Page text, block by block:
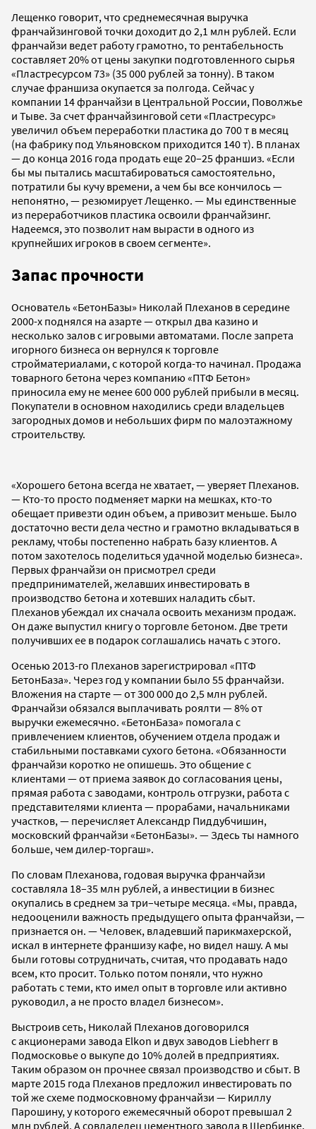
Лещенко говорит, что среднемесячная выручка
франчайзинговой точки доходит до 2,1 млн рублей. Если
франчайзи ведет работу грамотно, то рентабельность
составляет 20% от цены закупки подготовленного сырья
«Пластресурсом 73» (35 000 рублей за тонну). В таком
случае франшиза окупается за полгода. Сейчас у
компании 14 франчайзи в Центральной России, Поволжье
и Тыве. За счет франчайзинговой сети «Пластресурс»
увеличил объем переработки пластика до 700 т в месяц
(на фабрику под Ульяновском приходится 140 т). В планах
— до конца 2016 года продать еще 20–25 франшиз. «Если
бы мы пытались масштабироваться самостоятельно,
потратили бы кучу времени, а чем бы все кончилось —
непонятно, — резюмирует Лещенко. — Мы единственные
из переработчиков пластика освоили франчайзинг.
Надеемся, это позволит нам вырасти в одного из
крупнейших игроков в своем сегменте».
Запас прочности
Основатель «БетонБазы» Николай Плеханов в середине
2000-х поднялся на азарте — открыл два казино и
несколько залов с игровыми автоматами. После запрета
игорного бизнеса он вернулся к торговле
стройматериалами, с которой когда-то начинал. Продажа
товарного бетона через компанию «ПТФ Бетон»
приносила ему не менее 600 000 рублей прибыли в месяц.
Покупатели в основном находились среди владельцев
загородных домов и небольших фирм по малоэтажному
строительству.
«Хорошего бетона всегда не хватает, — уверяет Плеханов.
— Кто-то просто подменяет марки на мешках, кто-то
обещает привезти один объем, а привозит меньше. Было
достаточно вести дела честно и грамотно вкладываться в
рекламу, чтобы постепенно набрать базу клиентов. А
потом захотелось поделиться удачной моделью бизнеса».
Первых франчайзи он присмотрел среди
предпринимателей, желавших инвестировать в
производство бетона и хотевших наладить сбыт.
Плеханов убеждал их сначала освоить механизм продаж.
Он даже выпустил книгу о торговле бетоном. Две трети
получивших ее в подарок соглашались начать с этого.
Осенью 2013-го Плеханов зарегистрировал «ПТФ
БетонБаза». Через год у компании было 55 франчайзи.
Вложения на старте — от 300 000 до 2,5 млн рублей.
Франчайзи обязался выплачивать роялти — 8% от
выручки ежемесячно. «БетонБаза» помогала с
привлечением клиентов, обучением отдела продаж и
стабильными поставками сухого бетона. «Обязанности
франчайзи коротко не опишешь. Это общение с
клиентами — от приема заявок до согласования цены,
прямая работа с заводами, контроль отгрузки, работа с
представителями клиента — прорабами, начальниками
участков, — перечисляет Александр Пиддубчишин,
московский франчайзи «БетонБазы». — Здесь ты намного
больше, чем дилер-торгаш».
По словам Плеханова, годовая выручка франчайзи
составляла 18–35 млн рублей, а инвестиции в бизнес
окупались в среднем за три–четыре месяца. «Мы, правда,
недооценили важность предыдущего опыта франчайзи, —
признается он. — Человек, владевший парикмахерской,
искал в интернете франшизу кафе, но видел нашу. А мы
были готовы сотрудничать, считая, что продавать надо
всем, кто просит. Только потом поняли, что нужно
работать с теми, кто имел опыт в торговле или активно
руководил, а не просто владел бизнесом».
Выстроив сеть, Николай Плеханов договорился
с акционерами завода Elkon и двух заводов Liebherr в
Подмосковье о выкупе до 10% долей в предприятиях.
Таким образом он прочнее связал производство и сбыт. В
марте 2015 года Плеханов предложил инвестировать по
той же схеме подмосковному франчайзи — Кириллу
Парошину, у которого ежемесячный оборот превышал 2
млн рублей. А совладелец цементного завода в Щербинке,